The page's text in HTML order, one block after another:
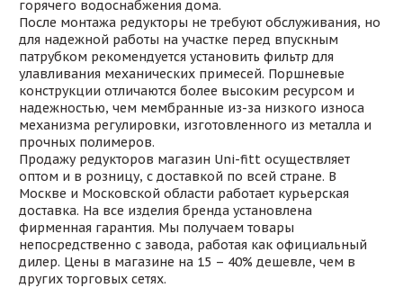
горячего водоснабжения дома.
После монтажа редукторы не требуют обслуживания, но
для надежной работы на участке перед впускным
патрубком рекомендуется установить фильтр для
улавливания механических примесей. Поршневые
конструкции отличаются более высоким ресурсом и
надежностью, чем мембранные из-за низкого износа
механизма регулировки, изготовленного из металла и
прочных полимеров.
Продажу редукторов магазин Uni-fitt осуществляет
оптом и в розницу, с доставкой по всей стране. В
Москве и Московской области работает курьерская
доставка. На все изделия бренда установлена
фирменная гарантия. Мы получаем товары
непосредственно с завода, работая как официальный
дилер. Цены в магазине на 15 – 40% дешевле, чем в
других торговых сетях.